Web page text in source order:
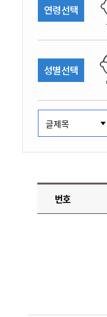
어디서나 민원처리제
민원인 후견인제
복합민원 상담예약제
『안심상속』 원스톱 서비
읍면동소식
주민복지 안내서
수산업
어업현황
수산물 안전정보
군산수산물 소비촉진행사
입찰/계약정보
용역과제
주요시책
연령선택
성별선택
번호